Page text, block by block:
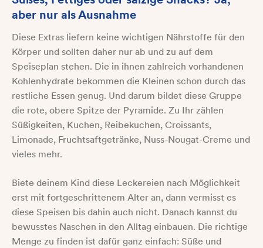
aber nur als Ausnahme
Diese Extras liefern keine wichtigen Nährstoffe für den
Körper und sollten daher nur ab und zu auf dem
Speiseplan stehen. Die in ihnen zahlreich vorhandenen
Kohlenhydrate bekommen die Kleinen schon durch das
restliche Essen genug. Und darum bildet diese Gruppe
die rote, obere Spitze der Pyramide. Zu Ihr zählen
Süßigkeiten, Kuchen, Reibekuchen, Croissants,
Limonade, Fruchtsaftgetränke, Nuss-Nougat-Creme und
vieles mehr.
Biete deinem Kind diese Leckereien nach Möglichkeit
erst mit fortgeschrittenem Alter an, dann vermisst es
diese Speisen bis dahin auch nicht. Danach kannst du
bewusstes Naschen in den Alltag einbauen. Die richtige
Menge zu finden ist dafür ganz einfach: Süße und